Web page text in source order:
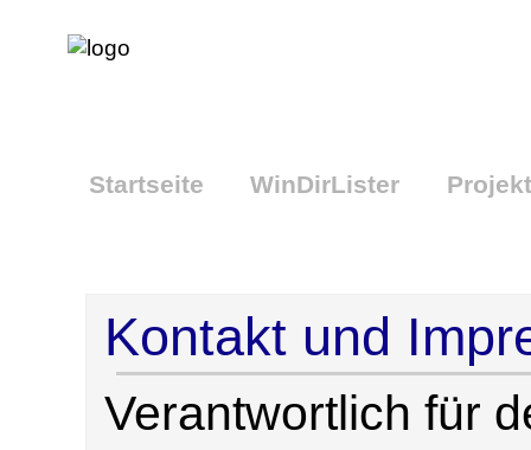
Startseite WinDirLister
Kontakt und
Verantwortlich für